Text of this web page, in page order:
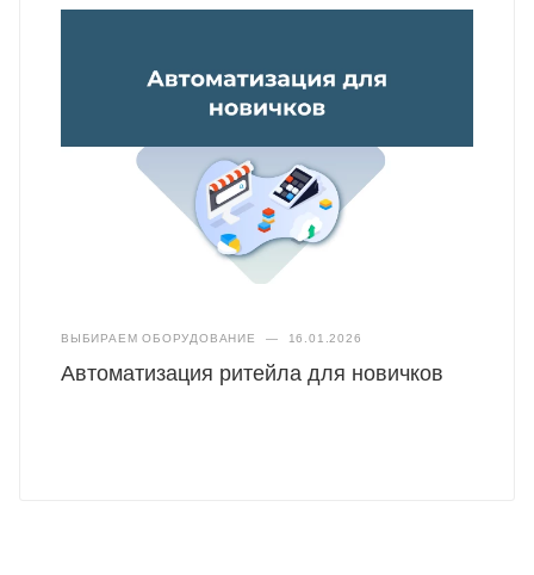
ВЫБИРАЕМ ОБОРУДОВАНИЕ — 16.01.2026
Автоматизация ритейла для новичков